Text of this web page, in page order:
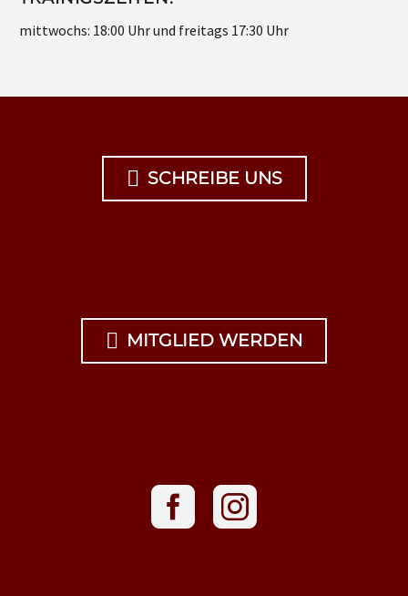
mittwochs: 18:00 Uhr und freitags 17:30 Uhr
 SCHREIBE UNS
 MITGLIED WERDEN